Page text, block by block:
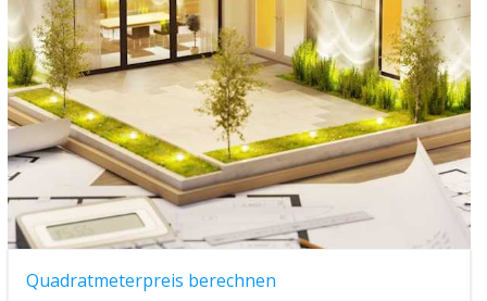
Quadratmeterpreis berechnen